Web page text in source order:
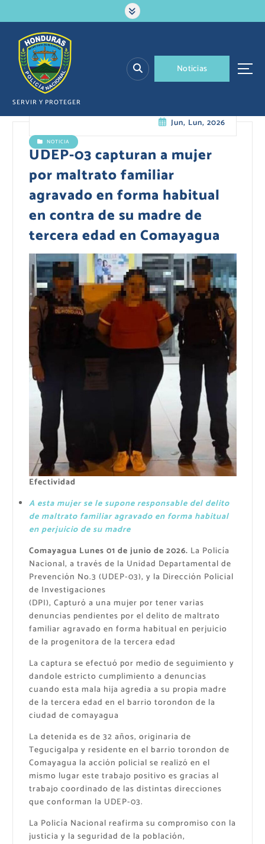
a
SERVIR Y PROTEGER
Noticias
Jun, Lun, 2026
NOTICIA
UDEP-03 capturan a mujer
por maltrato familiar
agravado en forma habitual
en contra de su madre de
tercera edad en Comayagua
Efectividad
A esta mujer se le supone responsable del delito
de maltrato familiar agravado en forma habitual
en perjuicio de su madre
Comayagua Lunes 01 de junio de 2026. La Policía
Nacional, a través de la Unidad Departamental de
Prevención No.3 (UDEP-03), y la Dirección Policial
de Investigaciones
(DPI), Capturó a una mujer por tener varias
denuncias pendientes por el delito de maltrato
familiar agravado en forma habitual en perjuicio
de la progenitora de la tercera edad
La captura se efectuó por medio de seguimiento y
dandole estricto cumplimiento a denuncias
cuando esta mala hija agredia a su propia madre
de la tercera edad en el barrio torondon de la
ciudad de comayagua
La detenida es de 32 años, originaria de
Tegucigalpa y residente en el barrio torondon de
Comayagua la acción policial se realizó en el
mismo lugar este trabajo positivo es gracias al
trabajo coordinado de las distintas direcciones
que conforman la UDEP-03.
La Policía Nacional reafirma su compromiso con la
justicia y la seguridad de la población,